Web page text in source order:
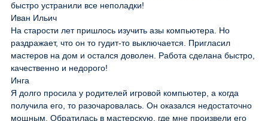
быстро устранили все неполадки!
Иван Ильич
На старости лет пришлось изучить азы компьютера. Но
раздражает, что он то гудит-то выключается. Пригласил
мастеров на дом и остался доволен. Работа сделана быстро,
качественно и недорого!
Инга
Я долго просила у родителей игровой компьютер, а когда
получила его, то разочаровалась. Он оказался недостаточно
мощным. Обратилась в мастерскую, где мне произвели его